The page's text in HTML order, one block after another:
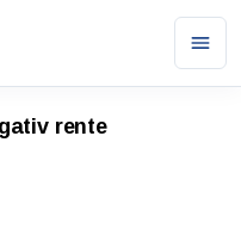
rente